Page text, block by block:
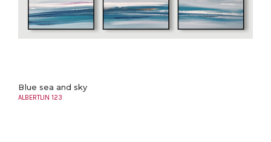
Blue sea and sky
ALBERTLIN 123